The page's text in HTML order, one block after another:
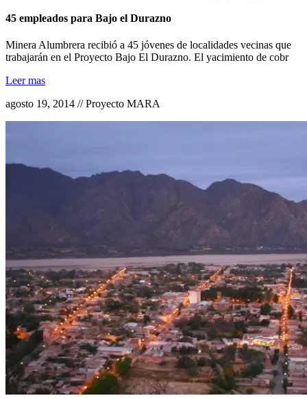
45 empleados para Bajo el Durazno
Minera Alumbrera recibió a 45 jóvenes de localidades vecinas que
trabajarán en el Proyecto Bajo El Durazno. El yacimiento de cobr
Leer mas
agosto 19, 2014 // Proyecto MARA